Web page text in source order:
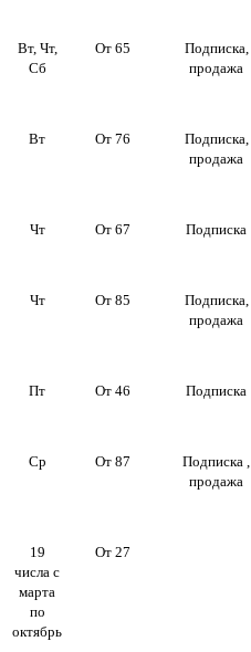
Вт, Чт,
Сб
От 65
Подписка,
продажа
Вт От 76
Подписка,
продажа
Чт От 67 Подписка
Чт От 85
Подписка,
продажа
Пт От 46 Подписка
Ср От 87
Подписка ,
продажа
19
числа с
марта
по
октябрь
От 27